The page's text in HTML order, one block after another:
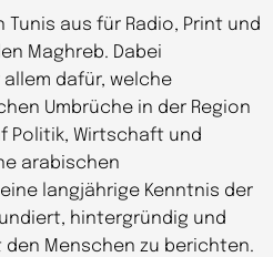
Tunis aus für Radio, Print und
Maghreb. Dabei
dafür, welche
Umbrüche in der Region
Politik, Wirtschaft und
arabischen
langjährige Kenntnis der
hintergründig und
Menschen zu berichten.